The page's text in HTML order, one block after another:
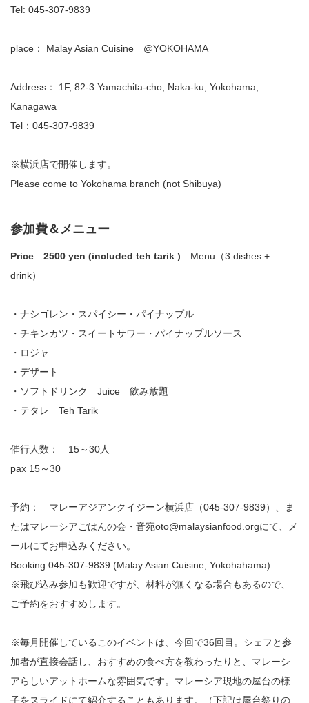
Tel: 045-307-9839
place： Malay Asian Cuisine @YOKOHAMA
Address： 1F, 82-3 Yamachita-cho, Naka-ku, Yokohama,
Kanagawa
Tel：045-307-9839
※横浜店で開催します。
Please come to Yokohama branch (not Shibuya)
参加費＆メニュー
Price 2500 yen (included teh tarik ) Menu（3 dishes +
drink）
・ナシゴレン・スパイシー・パイナップル
・チキンカツ・スイートサワー・パイナップルソース
・ロジャ
・デザート
・ソフトドリンク Juice 飲み放題
・テタレ Teh Tarik
催行人数： 15～30人
pax 15～30
予約： マレーアジアンクイジーン横浜店（045-307-9839）、ま
たはマレーシアごはんの会・音宛oto@malaysianfood.orgにて、メ
ールにてお申込みください。
Booking 045-307-9839 (Malay Asian Cuisine, Yokohahama)
※飛び込み参加も歓迎ですが、材料が無くなる場合もあるので、
ご予約をおすすめします。
※毎月開催しているこのイベントは、今回で36回目。シェフと参
加者が直接会話し、おすすめの食べ方を教わったりと、マレーシ
アらしいアットホームな雰囲気です。マレーシア現地の屋台の様
子をスライドにて紹介することもあります。（下記は屋台祭りの